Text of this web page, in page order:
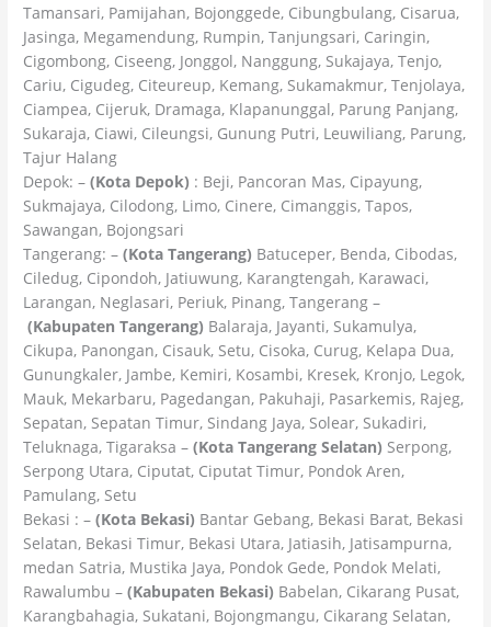
Tamansari, Pamijahan, Bojonggede, Cibungbulang, Cisarua,
Jasinga, Megamendung, Rumpin, Tanjungsari, Caringin,
Cigombong, Ciseeng, Jonggol, Nanggung, Sukajaya, Tenjo,
Cariu, Cigudeg, Citeureup, Kemang, Sukamakmur, Tenjolaya,
Ciampea, Cijeruk, Dramaga, Klapanunggal, Parung Panjang,
Sukaraja, Ciawi, Cileungsi, Gunung Putri, Leuwiliang, Parung,
Tajur Halang
Depok: –(Kota Depok) : Beji, Pancoran Mas, Cipayung,
Sukmajaya, Cilodong, Limo, Cinere, Cimanggis, Tapos,
Sawangan, Bojongsari
Tangerang: –(Kota Tangerang) Batuceper, Benda, Cibodas,
Ciledug, Cipondoh, Jatiuwung, Karangtengah, Karawaci,
Larangan, Neglasari, Periuk, Pinang, Tangerang –
(Kabupaten Tangerang) Balaraja, Jayanti, Sukamulya,
Cikupa, Panongan, Cisauk, Setu, Cisoka, Curug, Kelapa Dua,
Gunungkaler, Jambe, Kemiri, Kosambi, Kresek, Kronjo, Legok,
Mauk, Mekarbaru, Pagedangan, Pakuhaji, Pasarkemis, Rajeg,
Sepatan, Sepatan Timur, Sindang Jaya, Solear, Sukadiri,
Teluknaga, Tigaraksa –(Kota Tangerang Selatan) Serpong,
Serpong Utara, Ciputat, Ciputat Timur, Pondok Aren,
Pamulang, Setu
Bekasi : –(Kota Bekasi) Bantar Gebang, Bekasi Barat, Bekasi
Selatan, Bekasi Timur, Bekasi Utara, Jatiasih, Jatisampurna,
medan Satria, Mustika Jaya, Pondok Gede, Pondok Melati,
Rawalumbu –(Kabupaten Bekasi) Babelan, Cikarang Pusat,
Karangbahagia, Sukatani, Bojongmangu, Cikarang Selatan,